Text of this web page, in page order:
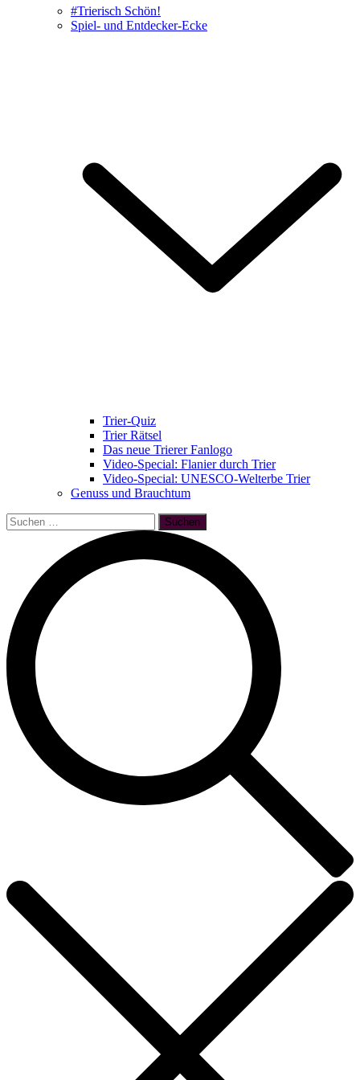
#Trierisch Schön!
Spiel- und Entdecker-Ecke
Trier-Quiz
Trier Rätsel
Das neue Trierer Fanlogo
Video-Special: Flanier durch Trier
Video-Special: UNESCO-Welterbe Trier
Genuss und Brauchtum
Suchen
nach: